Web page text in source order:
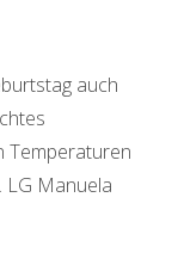
auch
Temperaturen
LG Manuela